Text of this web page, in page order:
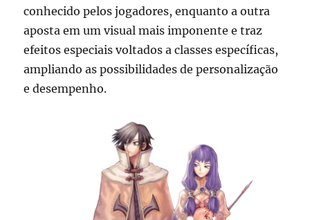
conhecido pelos jogadores, enquanto a outra
aposta em um visual mais imponente e traz
efeitos especiais voltados a classes específicas,
ampliando as possibilidades de personalização
e desempenho.